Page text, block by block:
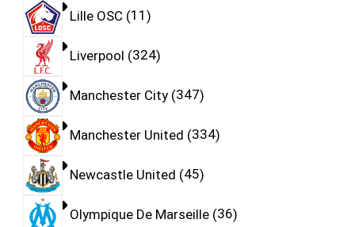
Lille OSC 11
Liverpool 324
Manchester City 347
Manchester United 334
Newcastle United 45
Olympique De Marseille 36